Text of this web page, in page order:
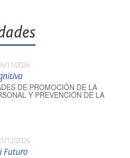
11/2026
DE PROMOCIÓN DE LA
Y PREVENCIÓN DE LA
12/2026
Futuro